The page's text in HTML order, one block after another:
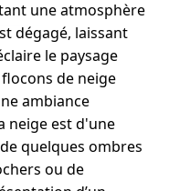
une atmosphère
dégagé, laissant
le paysage
de neige
ambiance
neige est d'une
quelques ombres
ou de